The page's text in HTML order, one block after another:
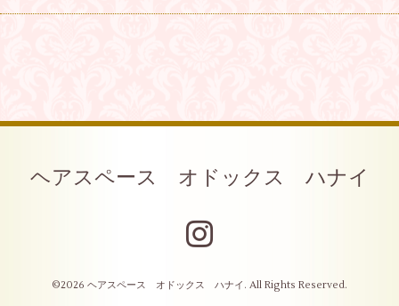
ヘアスペース オドックス ハナイ
©2026 ヘアスペース オドックス ハナイ . All Rights Reserved.